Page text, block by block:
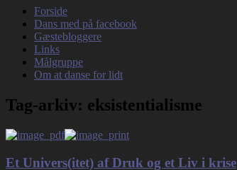
Forside
Dans med på facebook
Gæstebloggere
Links
Målgruppe
Om at danse for lidt
Tag-arkiv: eksistentialisme
Et Univers(itet) af Druk og et Liv i krise